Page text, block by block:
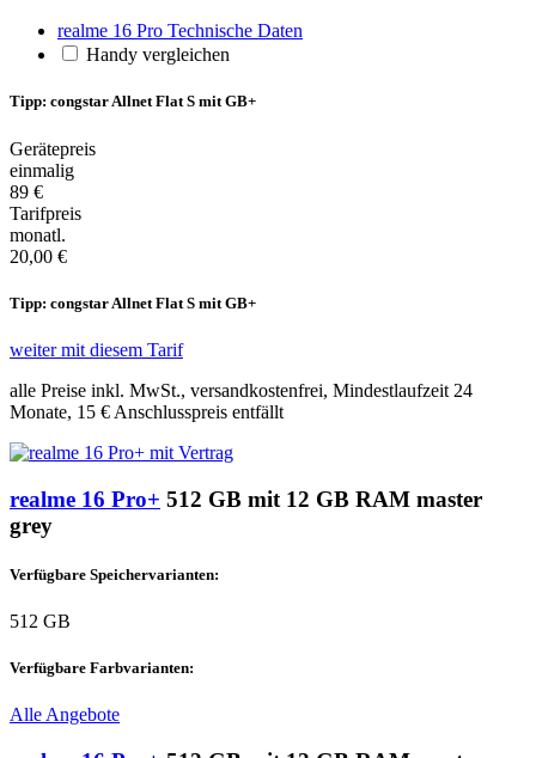
realme 16 Pro Technische Daten
Handy vergleichen
Tipp: congstar Allnet Flat S mit GB+
Gerätepreis
einmalig
89 €
Tarifpreis
monatl.
20,00 €
Tipp: congstar Allnet Flat S mit GB+
weiter mit diesem Tarif
alle Preise inkl. MwSt., versandkostenfrei, Mindestlaufzeit 24
Monate, 15 € Anschlusspreis entfällt
realme 16 Pro+ 512 GB mit 12 GB RAM master
grey
Verfügbare Speichervarianten:
512 GB
Verfügbare Farbvarianten:
Alle Angebote